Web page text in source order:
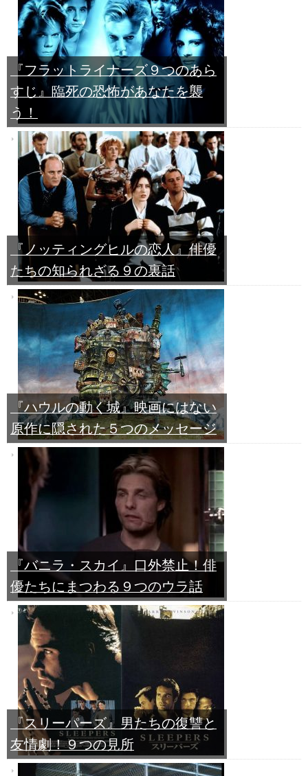
『フラットライナーズ９つのあら
すじ』臨死の恐怖があなたを襲
う！
『ノッティングヒルの恋人』俳優
たちの知られざる９の裏話
『ハウルの動く城』映画にはない
原作に隠された５つのメッセージ
『バニラ・スカイ』口外禁止！俳
優たちにまつわる９つのウラ話
『スリーパーズ』男たちの復讐と
友情劇！９つの見所